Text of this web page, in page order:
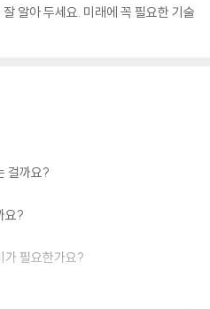
알아 두세요. 미래에 꼭 필요한 기술
걸까요?
요?
가 필요한가요?